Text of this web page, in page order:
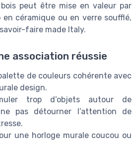
peut être mise en valeur par
en céramique ou en verre soufflé,
faire made Italy.
association réussie
de couleurs cohérente avec
design.
trop d’objets autour de
ne pas détourner l’attention de
une horloge murale coucou ou